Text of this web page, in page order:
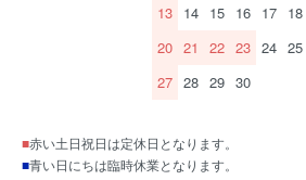
13 14 15 16 17 18
20 21 22 23 24 25
27 28 29 30
■赤い土日祝日は定休日となります。
■青い日にちは臨時休業となります。